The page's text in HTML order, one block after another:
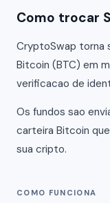
Como trocar
CryptoSwap torna
Bitcoin (BTC) em
verificacao de
Os fundos sao
carteira Bitcoin
sua cripto.
COMO FUNCIONA